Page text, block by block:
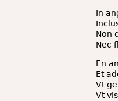
In
Non
Nec
En
Et
Vt
Vt